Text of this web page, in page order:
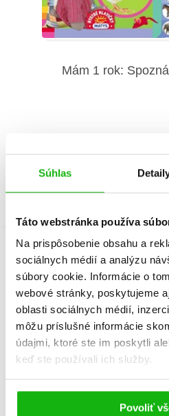
Súhlas
Táto webstránka používa
Na prispôsobenie obsahu a
sociálnych médií a analýzu
súbory cookie. Informácie o
webové stránky, poskytujeme
oblasti sociálnych médií,
môžu príslušné informácie
údajmi, ktoré ste im poskytli
keď ste používali ich služby.
Povoliť
Mám 1 rok:
Počet strán